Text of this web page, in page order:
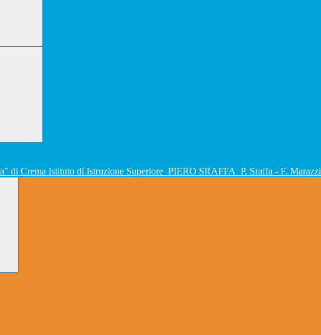
Istituto di Istruzione Superiore PIERO SRAFFA P. Sraffa - F. Marazzi